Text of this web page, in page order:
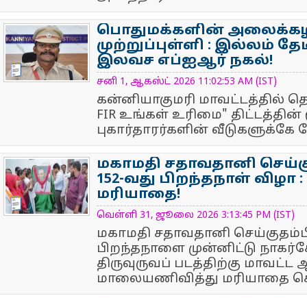
NewsIcon
பொதுமக்களின்
முற்றுப்புள்ளி : இல்லம்
இலவச எப்ஐஆர் நகல்!
சனி 1, ஆகஸ்ட் 2026 11:02:53 AM (IST)
கன்னியாகுமரி மாவட்டத்தில்
FIR உங்கள் உரிமை" திட்டத்தின்
புகார்தாரர்களின் வீடுகளுக்கே
NewsIcon
மகாமதி சதாவதானி
152-வது பிறந்தநாள் விழா
மரியாதை!
வெள்ளி 31, ஜூலை 2026 3:13:45 PM (IST)
மகாமதி சதாவதானி
பிறந்தநாளை முன்னிட்டு
திருவுருவப் படத்திற்கு மாவட்ட
மாலையணிவித்து மரியாதை